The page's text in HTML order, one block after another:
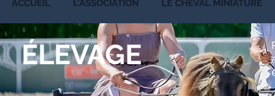
ACCUEIL L'ASSOCIATION LE CHEVAL MINIATURE
ÉLEVAGE